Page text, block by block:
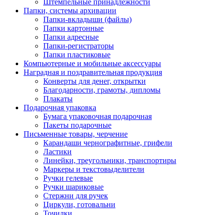
Штемпельные принадлежности
Папки, системы архивации
Папки-вкладыши (файлы)
Папки картонные
Папки адресные
Папки-регистраторы
Папки пластиковые
Компьютерные и мобильные аксессуары
Наградная и поздравительная продукция
Конверты для денег, открытки
Благодарности, грамоты, дипломы
Плакаты
Подарочная упаковка
Бумага упаковочная подарочная
Пакеты подарочные
Письменные товары, черчение
Карандаши чернографитные, грифели
Ластики
Линейки, треугольники, транспортиры
Маркеры и текстовыделители
Ручки гелевые
Ручки шариковые
Стержни для ручек
Циркули, готовальни
Точилки